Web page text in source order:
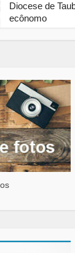
Diocese de
ecônomo